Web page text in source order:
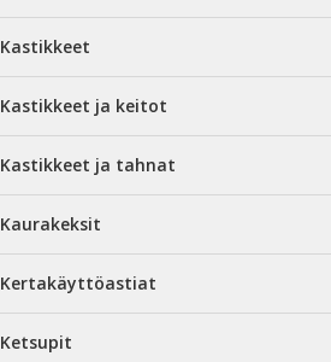
Kastikkeet
Kastikkeet ja keitot
Kastikkeet ja tahnat
Kaurakeksit
Kertakäyttöastiat
Ketsupit